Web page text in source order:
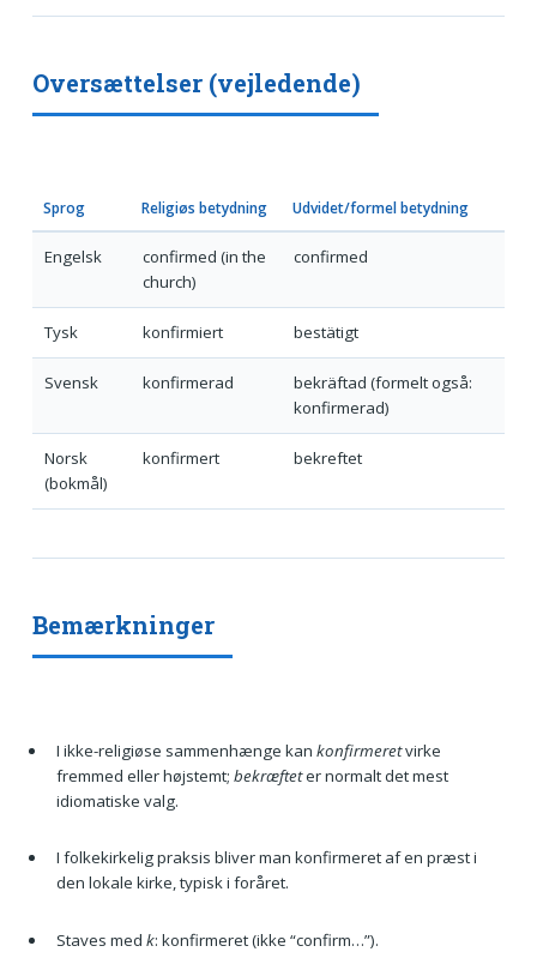
Oversættelser (vejledende)
Sprog Religiøs betydning Udvidet/formel betydning
Engelsk
confirmed (in the
church)
confirmed
Tysk konfirmiert bestätigt
Svensk konfirmerad
bekräftad (formelt også:
konfirmerad)
Norsk
(bokmål)
konfirmert bekreftet
Bemærkninger
I ikke-religiøse sammenhænge kan konfirmeretvirke
fremmed eller højstemt; bekræfteter normalt det mest
idiomatiske valg.
I folkekirkelig praksis bliver man konfirmeret af en præst i
den lokale kirke, typisk i foråret.
Staves med k: konfirmeret (ikke “confirm…”).